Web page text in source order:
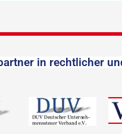
in rechtlicher